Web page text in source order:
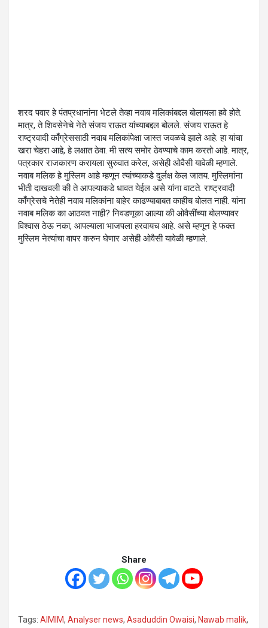
शरद पवार हे पंतप्रधानांना भेटले तेव्हा नवाब मलिकांबद्दल बोलायला हवे होते.
मात्र, ते शिवसेनेचे नेते संजय राऊत यांच्याबद्दल बोलले. संजय राऊत हे
राष्ट्रवादी काँग्रेससाठी नवाब मलिकांपेक्षा जास्त जवळचे झाले आहे. हा यांचा
खरा चेहरा आहे, हे लक्षात ठेवा. मी सत्य समोर ठेवण्याचे काम करतो आहे. मात्र,
पत्रकार राजकारण करायला सुरुवात करेल, असेही ओवैसी यावेळी म्हणाले.
नवाब मलिक हे मुस्लिम आहे म्हणून त्यांच्याकडे दुर्लक्ष केल जातय. मुस्लिमांना
भीती दाखवली की ते आपल्याकडे धावत येईल असे यांना वाटते. राष्ट्रवादी
काँग्रेसचे नेतेही नवाब मलिकांना बाहेर काढण्याबाबत काहीच बोलत नाही. यांना
नवाब मलिक का आठवत नाही? निवडणूका आल्या की ओवैसींच्या बोलण्यावर
विश्वास ठेऊ नका, आपल्याला भाजपला हरवायच आहे. असे म्हणून हे फक्त
मुस्लिम नेत्यांचा वापर करुन घेणार असेही ओवैसी यावेळी म्हणाले.
Share
Tags: AIMIM, Analyser news, Asaduddin Owaisi, Nawab malik,